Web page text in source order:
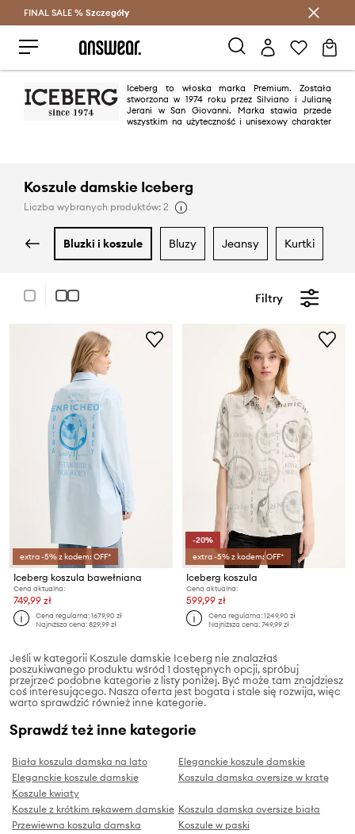
Oszczędzaj z Answear Club >
FINAL SALE % Szczegóły
Iceberg to włoska marka Premium. Została
stworzona w 1974 roku przez Silviano i Julianę
Jerani w San Giovanni. Marka stawia przede
wszystkim na użyteczność i unisexowy charakter
Koszule damskie Iceberg
Liczba wybranych produktów: 2
bluzki i koszule bluzy jeansy kurtki
Filtry
extra -5% z kodem: OFF*
Iceberg koszula bawełniana
Cena aktualna:
749,99 zł
Cena regularna:1679,90 zł
Najniższa cena:829,99 zł
-20%
extra -5% z kodem: OFF*
Iceberg koszula
Cena aktualna:
599,99 zł
Cena regularna:1249,90 zł
Najniższa cena:749,99 zł
Jeśli w kategorii Koszule damskie Iceberg nie znalazłaś
poszukiwanego produktu wśród 1 dostępnych opcji, spróbuj
przejrzeć podobne kategorie z listy poniżej. Być może tam znajdziesz
coś interesującego. Nasza oferta jest bogata i stale się rozwija, więc
warto sprawdzić również inne kategorie.
Sprawdź też inne kategorie
Biała koszula damska na lato
Eleganckie koszule damskie
Eleganckie koszule damskie
Koszula damska oversize w kratę
Koszule kwiaty
Koszule z krótkim rękawem damskie Koszula damska oversize biała
Przewiewna koszula damska
Koszule w paski